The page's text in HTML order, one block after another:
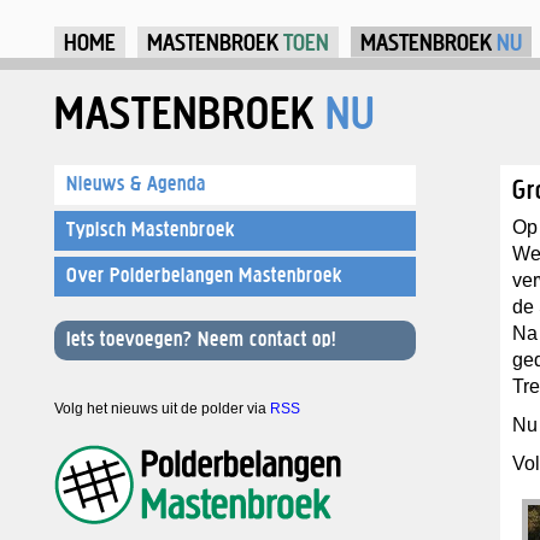
HOME MASTENBROEKTOEN MASTENBROEK NU
MASTENBROEK NU
de
Nieuws & Agenda
Typisch Mastenbroek
Over Polderbelangen Mastenbroek
Iets toevoegen? Neem contact op!
Volg het nieuws uit de polder via RSS